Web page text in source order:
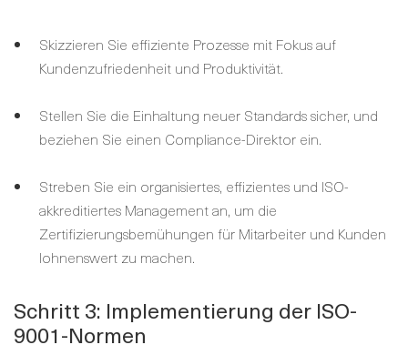
Skizzieren Sie effiziente Prozesse mit Fokus auf
Kundenzufriedenheit und Produktivität.
Stellen Sie die Einhaltung neuer Standards sicher, und
beziehen Sie einen Compliance-Direktor ein.
Streben Sie ein organisiertes, effizientes und ISO-
akkreditiertes Management an, um die
Zertifizierungsbemühungen für Mitarbeiter und Kunden
lohnenswert zu machen.
Schritt 3: Implementierung der ISO-
9001-Normen